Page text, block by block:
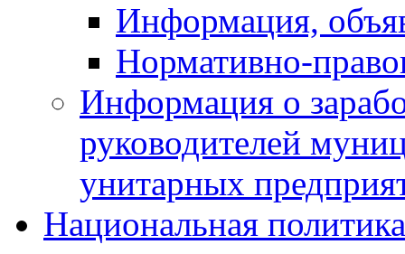
Информация,
Нормативно-
Информация о
руководителей
унитарных
Национальная политика